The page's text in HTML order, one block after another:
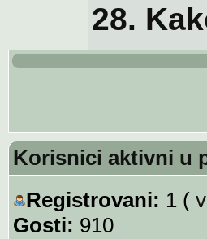
28.
Korisnici aktivni u
Registrovani: 1 (
Gosti: 910